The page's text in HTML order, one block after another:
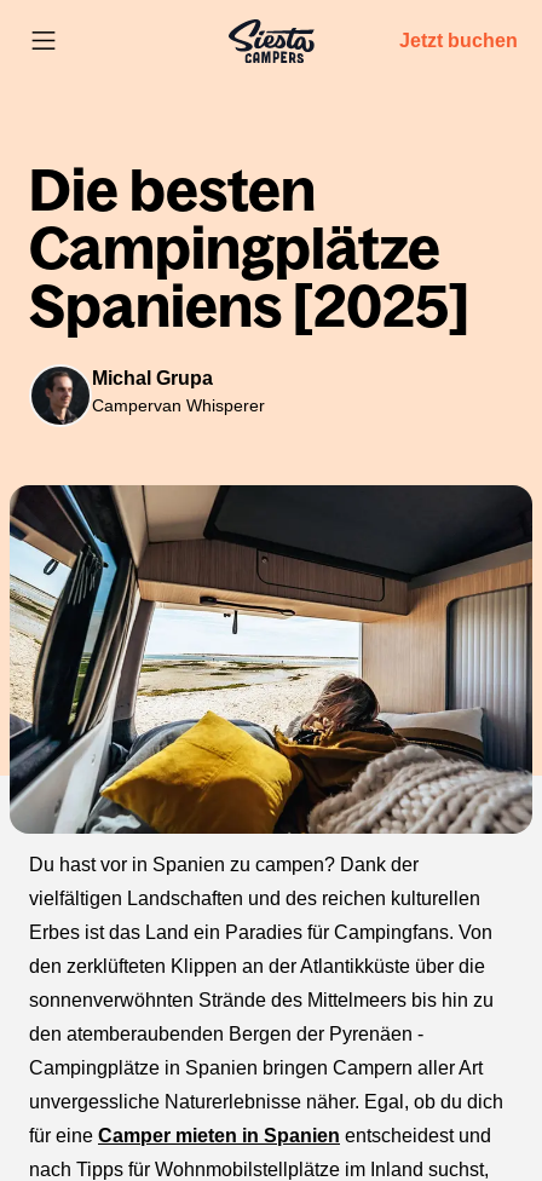
Jetzt buchen
Die besten
Campingplätze
Spaniens [2025]
Michal Grupa
Campervan Whisperer
Du hast vor in Spanien zu campen? Dank der
vielfältigen Landschaften und des reichen kulturellen
Erbes ist das Land ein Paradies für Campingfans. Von
den zerklüfteten Klippen an der Atlantikküste über die
sonnenverwöhnten Strände des Mittelmeers bis hin zu
den atemberaubenden Bergen der Pyrenäen -
Campingplätze in Spanien bringen Campern aller Art
unvergessliche Naturerlebnisse näher. Egal, ob du dich
für eine Camper mieten in Spanien entscheidest und
nach Tipps für Wohnmobilstellplätze im Inland suchst,